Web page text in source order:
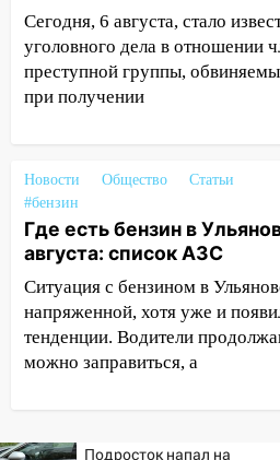
09:52 Ночью
соседними
областью
Диана Шурыгина
09:35
будут судить за
млн рублей
08:22 Подросток на
велосипедистку:
07:20
Жара
знойный и сухой четверг
пострадал 38-летний
Сегодня, 6 августа, стало
уголовного дела в отношении
преступной группы,
при получении
Новости Общество
Статьи
#бензин
Где есть бензин в
августа: список АЗС
Ситуация с бензином в
напряженной, хотя уже и
тенденции. Водители
можно заправиться, а
Подросток напал на